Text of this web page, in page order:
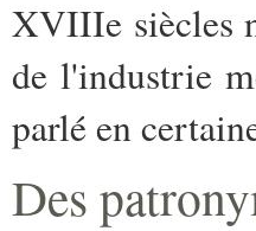
XVIIIe siècles
de l'industrie
parlé en
Des